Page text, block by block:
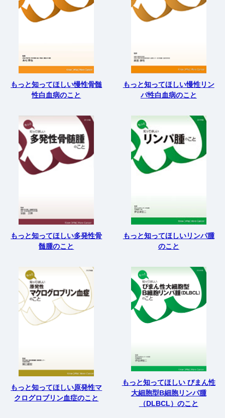
もっと知ってほしい慢性骨髄
性白血病のこと
もっと知ってほしい慢性リン
パ性白血病のこと
もっと知ってほしい多発性骨
髄腫のこと
もっと知ってほしいリンパ腫
のこと
もっと知ってほしい原発性マ
クログロブリン血症のこと
もっと知ってほしい びまん性
大細胞型B細胞リンパ腫
（DLBCL）のこと